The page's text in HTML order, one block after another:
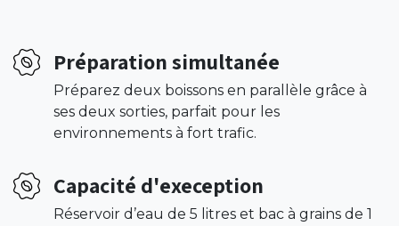
Préparation simultanée
Préparez deux boissons en parallèle grâce à
ses deux sorties, parfait pour les
environnements à fort trafic.
Capacité d'exeception
Réservoir d’eau de 5 litres et bac à grains de 1